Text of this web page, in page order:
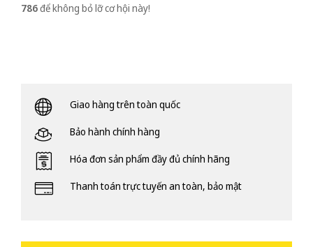
786để không bỏ lỡ cơ hội này!
Giao hàng trên toàn quốc
Bảo hành chính hàng
Hóa đơn sản phẩm đầy đủ chính hãng
Thanh toán trực tuyến an toàn, bảo mật